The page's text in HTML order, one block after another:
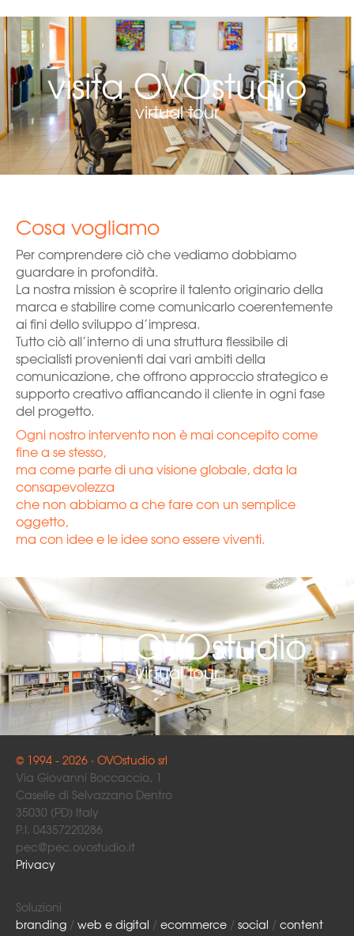
visita OVOstudio
virtual tour
Cosa vogliamo
Per comprendere ciò che vediamo dobbiamo
guardare in profondità.
La nostra mission è scoprire il talento originario della
marca e stabilire come comunicarlo coerentemente
ai fini dello sviluppo d’impresa.
Tutto ciò all’interno di una struttura flessibile di
specialisti provenienti dai vari ambiti della
comunicazione, che offrono approccio strategico e
supporto creativo affiancando il cliente in ogni fase
del progetto.
Ogni nostro intervento non è mai concepito come
fine a se stesso,
ma come parte di una visione globale, data la
consapevolezza
che non abbiamo a che fare con un semplice
oggetto,
ma con idee e le idee sono essere viventi.
visita OVOstudio
virtual tour
© 1994 - 2026 · OVOstudio srl
Via Giovanni Boccaccio, 1
Caselle di Selvazzano Dentro
35030 (PD) Italy
P.I. 04357220286
pec@pec.ovostudio.it
Privacy
Soluzioni
branding / web e digital / ecommerce / social / content